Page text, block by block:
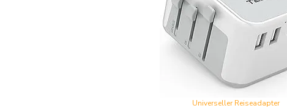
Universeller Reiseadapter